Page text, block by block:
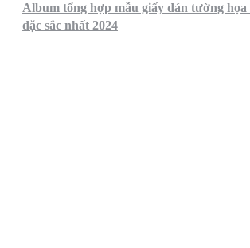
Album tổng hợp mẫu giấy dán tường
đặc sắc nhất 2024